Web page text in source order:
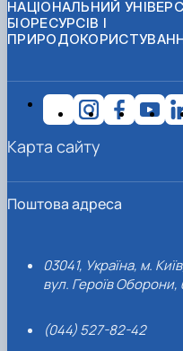
НАЦІОНАЛЬНИЙ
БІОРЕСУРСІВ І
Поштова адреса
03041, Україна, м.
вул. Героїв Оборони,
(044) 527-82-42
Карта сайту